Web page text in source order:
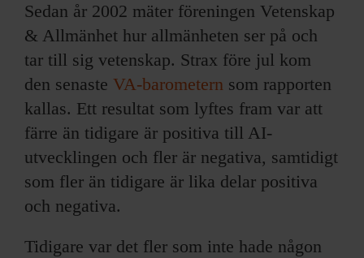
Sedan år 2002 mäter föreningen Vetenskap
& Allmänhet hur allmänheten ser på och
tar till sig vetenskap. Strax före jul kom
den senaste VA-barometern som rapporten
kallas. Ett resultat som lyftes fram var att
färre än tidigare är positiva till AI-
utvecklingen och fler är negativa, samtidigt
som fler än tidigare är lika delar positiva
och negativa.
Tidigare var det fler som inte hade någon